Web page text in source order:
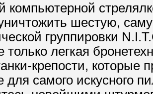
компьютерной
шестую,
группировки
только легкая
крепости, которые
для самого искусного